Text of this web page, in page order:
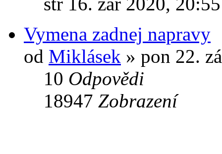
Vymena zadnej napravy
od Miklásek » pon 22.
10 Odpovědi
18947 Zobrazení